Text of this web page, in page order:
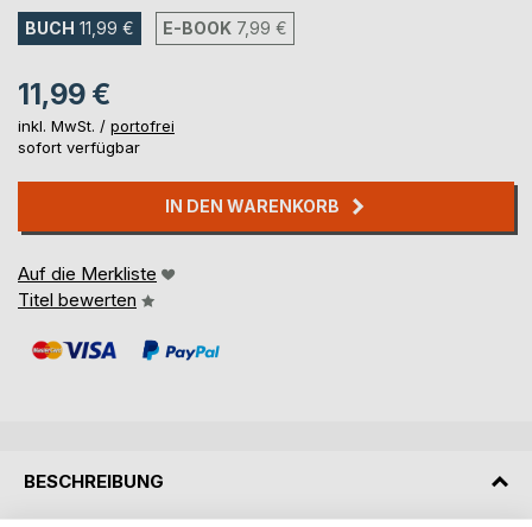
BUCH 11,99 € E-BOOK 7,99 €
11,99 €
inkl. MwSt. / portofrei
sofort verfügbar
IN DEN WARENKORB
Auf die Merkliste
Titel bewerten
BESCHREIBUNG